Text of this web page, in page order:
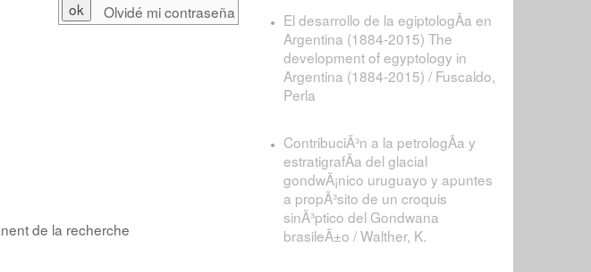
de la recherche
Olvidé mi contraseña
El desarrollo de la egiptologÃ­a en
Argentina (1884-2015) The
development of egyptology in
Argentina (1884-2015) / Fuscaldo,
Perla
ContribuciÃ³n a la petrologÃ­a y
estratigrafÃ­a del glacial
gondwÃ¡nico uruguayo y apuntes
a propÃ³sito de un croquis
sinÃ³ptico del Gondwana
brasileÃ±o / Walther, K.